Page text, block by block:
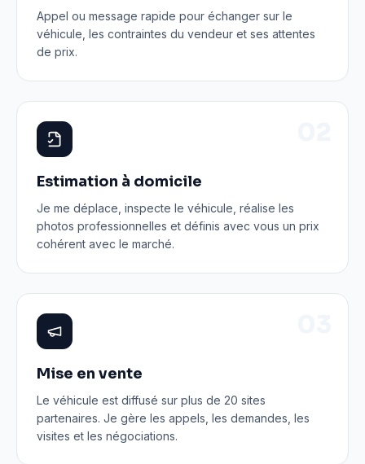
Appel ou message rapide pour échanger sur le
véhicule, les contraintes du vendeur et ses attentes
de prix.
Estimation à domicile
Je me déplace, inspecte le véhicule, réalise les
photos professionnelles et définis avec vous un prix
cohérent avec le marché.
Mise en vente
Le véhicule est diffusé sur plus de 20 sites
partenaires. Je gère les appels, les demandes, les
visites et les négociations.